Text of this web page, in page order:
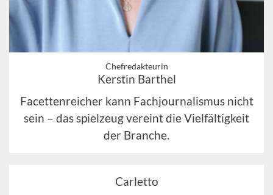
Chefredakteurin
Kerstin Barthel
Facettenreicher kann Fachjournalismus nicht
sein – das spielzeug vereint die Vielfältigkeit
der Branche.
Carletto